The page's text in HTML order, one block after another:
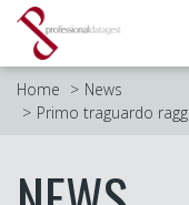
Home
News
Primo traguardo